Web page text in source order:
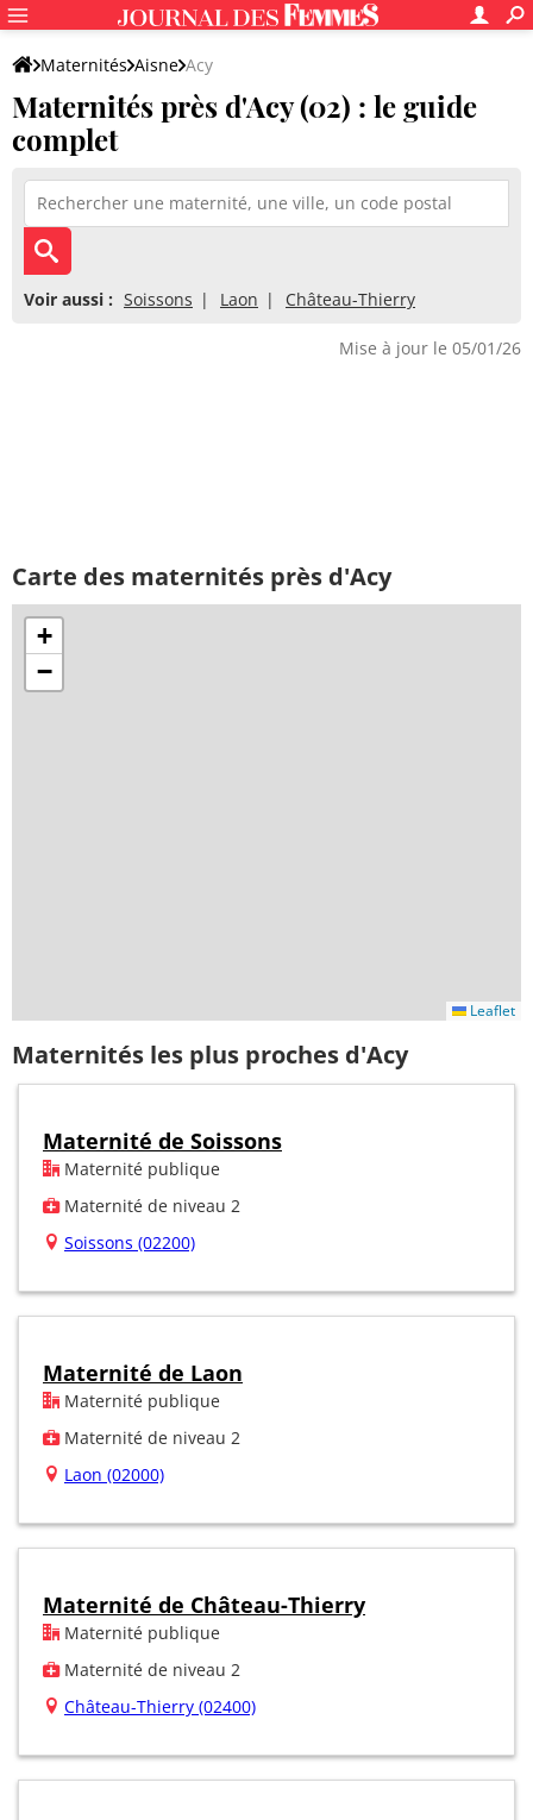
Maternités Aisne Acy
Maternités près d'Acy (02) : le guide
complet
Voir aussi : Soissons Laon Château-Thierry
Mise à jour le 05/01/26
Carte des maternités près d'Acy
+
−
Leaflet
Maternités les plus proches d'Acy
Maternité de Soissons
Maternité publique
Maternité de niveau 2
Soissons (02200)
Maternité de Laon
Maternité publique
Maternité de niveau 2
Laon (02000)
Maternité de Château-Thierry
Maternité publique
Maternité de niveau 2
Château-Thierry (02400)